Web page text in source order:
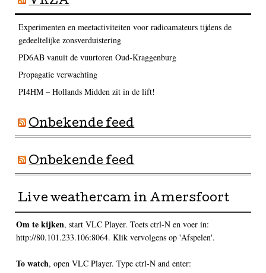
Experimenten en meetactiviteiten voor radioamateurs tijdens de
gedeeltelijke zonsverduistering
PD6AB vanuit de vuurtoren Oud-Kraggenburg
Propagatie verwachting
PI4HM – Hollands Midden zit in de lift!
Onbekende feed
Onbekende feed
Live weathercam in Amersfoort
Om te kijken, start VLC Player. Toets ctrl-N en voer in:
http://80.101.233.106:8064. Klik vervolgens op 'Afspelen'.
To watch, open VLC Player. Type ctrl-N and enter: